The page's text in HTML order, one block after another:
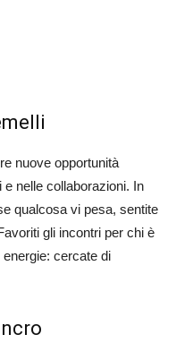
nuove opportunità
nelle collaborazioni. In
qualcosa vi pesa, sentite
gli incontri per chi è
energie: cercate di